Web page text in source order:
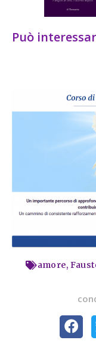
Può
amore,